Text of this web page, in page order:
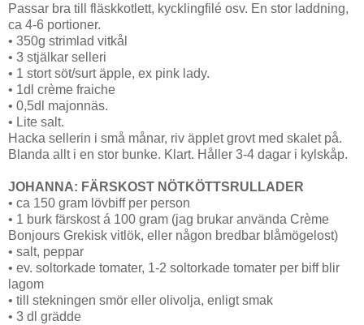
Passar bra till fläskkotlett, kycklingfilé osv. En stor laddning,
ca 4-6 portioner.
• 350g strimlad vitkål
• 3 stjälkar selleri
• 1 stort söt/surt äpple, ex pink lady.
• 1dl crème fraiche
• 0,5dl majonnäs.
• Lite salt.
Hacka sellerin i små månar, riv äpplet grovt med skalet på.
Blanda allt i en stor bunke. Klart. Håller 3-4 dagar i kylskåp.
JOHANNA: FÄRSKOST NÖTKÖTTSRULLADER
• ca 150 gram lövbiff per person
• 1 burk färskost á 100 gram (jag brukar använda Crème
Bonjours Grekisk vitlök, eller någon bredbar blåmögelost)
• salt, peppar
• ev. soltorkade tomater, 1-2 soltorkade tomater per biff blir
lagom
• till stekningen smör eller olivolja, enligt smak
• 3 dl grädde